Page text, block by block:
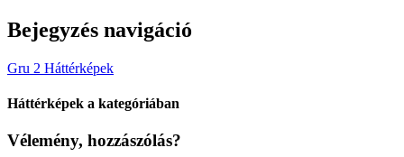
Bejegyzés navigáció
Gru 2 Háttérképek
Háttérképek a kategóriában
Vélemény, hozzászólás?